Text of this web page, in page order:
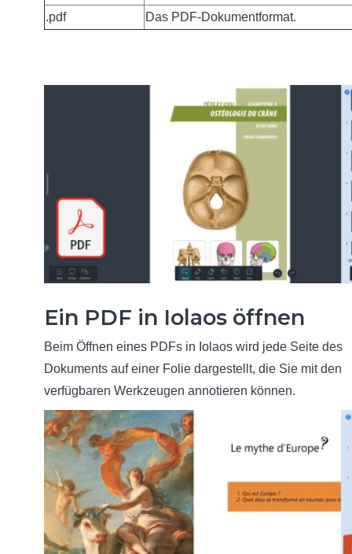
.pdf
Das PDF-Dokumentformat.
Ein PDF in Iolaos öffnen
Beim Öffnen eines PDFs in Iolaos wird jede Seite des
Dokuments auf einer Folie dargestellt, die Sie mit den
verfügbaren Werkzeugen annotieren können.